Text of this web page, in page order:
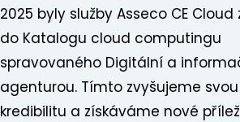
2025 byly služby Asseco CE
do Katalogu cloud computingu
spravovaného Digitální a
agenturou. Tímto zvyšujeme svou
kredibilitu a získáváme nové